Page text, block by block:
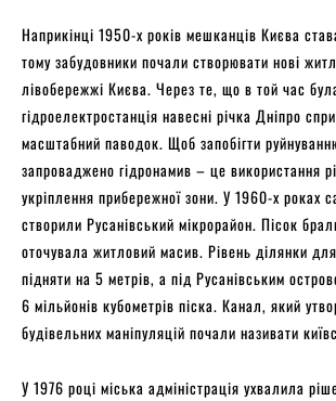
Наприкінці 1950-х років мешканців Києва
тому забудовники почали створювати нові
лівобережжі Києва. Через те, що в той час
гідроелектростанція навесні річка Дніпро
масштабний паводок. Щоб запобігти
запроваджено гідронамив – це використання
укріплення прибережної зони. У 1960-х роках
створили Русанівський мікрорайон. Пісок
оточувала житловий масив. Рівень ділянки
підняти на 5 метрів, а під Русанівським
6 мільйонів кубометрів піска. Канал, який
будівельних маніпуляцій почали називати
У 1976 році міська адміністрація ухвалила